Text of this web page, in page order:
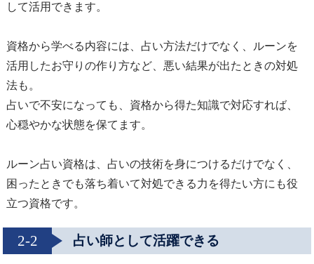
して活用できます。
資格から学べる内容には、占い方法だけでなく、ルーンを
活用したお守りの作り方など、悪い結果が出たときの対処
法も。
占いで不安になっても、資格から得た知識で対応すれば、
心穏やかな状態を保てます。
ルーン占い資格は、占いの技術を身につけるだけでなく、
困ったときでも落ち着いて対処できる力を得たい方にも役
立つ資格です。
2-2 占い師として活躍できる